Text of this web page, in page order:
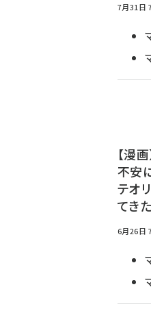
7月31日
【漫
不安
テオ
てきた
6月26日